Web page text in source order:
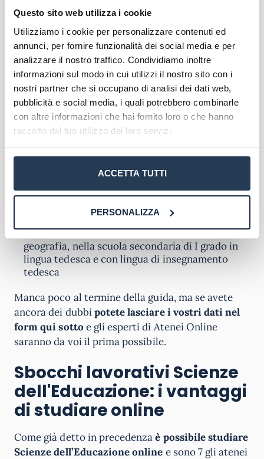
Questo sito web utilizza i cookie
Utilizziamo i cookie per personalizzare contenuti ed
annunci, per fornire funzionalità dei social media e per
analizzare il nostro traffico. Condividiamo inoltre
informazioni sul modo in cui utilizzi il nostro sito con i
nostri partner che si occupano di analisi dei dati web,
pubblicità e social media, i quali potrebbero combinarle
con altre informazioni che hai fornito loro o che hanno
raccolto dal tuo utilizzo dei loro servizi.
ACCETTA TUTTI
PERSONALIZZA
secondaria di I grado con lingua di
insegnamento tedesca
A-79– Discipline letterarie (italiano seconda
lingua) negli istituti di istruzione secondaria di II
grado in lingua tedesca
A-80– Discipline letterarie negli istituti di
istruzione secondaria di II grado in lingua
tedesca e con lingua di insegnamento tedesca
delle località ladine
A-81– Discipline letterarie e latino nei licei in
lingua tedesca e con lingua di insegnamento,
tedesca delle località ladine
– Tedesco (seconda lingua), storia ed
educazione civica, geografia, nella scuola
insegnamento italiana della provincia di Bolzano
A-85– Tedesco storia ed educazione civica,
geografia, nella scuola secondaria di I grado in
lingua tedesca e con lingua di insegnamento
tedesca
Manca poco al termine della guida, ma se avete
ancora dei dubbipotete lasciare i vostri dati nel
form qui sotto e gli esperti di Atenei Online
saranno da voi il prima possibile.
Sbocchi lavorativi Scienze
dell'Educazione: i vantaggi
di studiare online
Come già detto in precedenzaè possibile studiare
Scienze dell’Educazione online e sono 7 gli atenei